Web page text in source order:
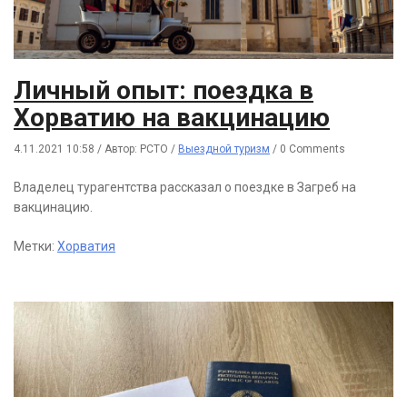
Личный опыт: поездка в
Хорватию на вакцинацию
4.11.2021 10:58 / Автор: РСТО / Выездной туризм / 0 Comments
Владелец турагентства рассказал о поездке в Загреб на
вакцинацию.
Метки: Хорватия